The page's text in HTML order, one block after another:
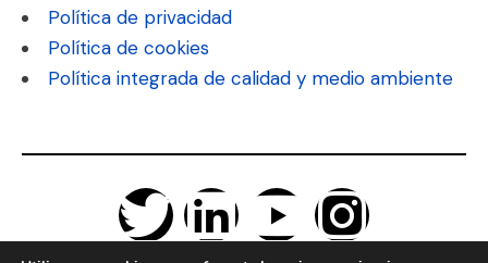
Política de privacidad
Política de cookies
Política integrada de calidad y medio ambiente